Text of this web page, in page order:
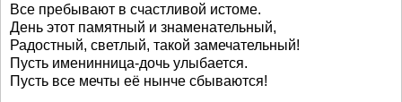
Все пребывают в счастливой истоме.
День этот памятный и знаменательный,
Радостный, светлый, такой замечательный!
Пусть именинница-дочь улыбается.
Пусть все мечты её нынче сбываются!